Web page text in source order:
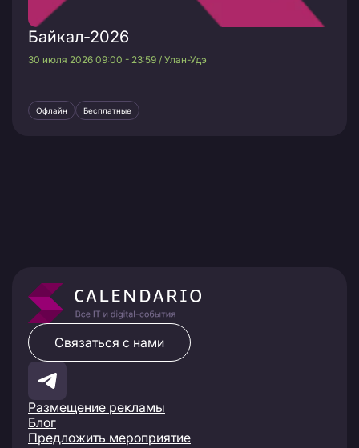
Байкал-2026
30 июля 2026 09:00 - 23:59 / Улан-Удэ
Офлайн Бесплатные
Размещение рекламы
Блог
Предложить мероприятие
Связаться с нами